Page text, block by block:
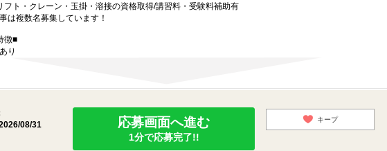
フト・クレーン・玉掛・溶接の資格取得/講習料・受験料補助有
は複数名募集しています！
徴■
り
08/31
応募画面へ進む
1分で応募完了!!
キープ